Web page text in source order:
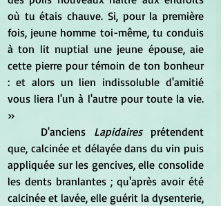
où tu étais chauve. Si, pour la première
fois, jeune homme toi-même, tu conduis
à ton lit nuptial une jeune épouse, aie
cette pierre pour témoin de ton bonheur
: et alors un lien indissoluble d'amitié
vous liera l'un à l'autre pour toute la vie.
»
	D'anciens
Lapidaires prétendent
que, calcinée et délayée dans du vin puis
appliquée sur les gencives, elle consolide
les dents branlantes ; qu'après avoir été
calcinée et lavée, elle guérit la dysenterie,